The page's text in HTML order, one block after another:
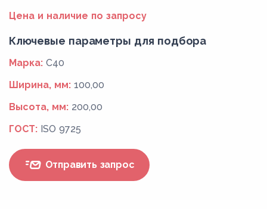
Цена и наличие по запросу
Ключевые параметры для подбора
Марка: C40
Ширина, мм: 100,00
Высота, мм: 200,00
ГОСТ: ISO 9725
Отправить запрос